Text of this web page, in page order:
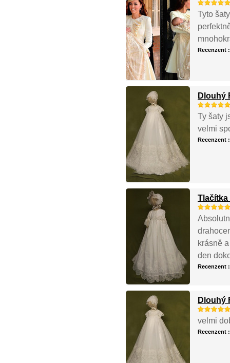
Tyto
Recenzent
Dlouhý
Ty šaty
velmi
Recenzent
krásně
den
Recenzent
Dlouhý
velmi
Recenzent